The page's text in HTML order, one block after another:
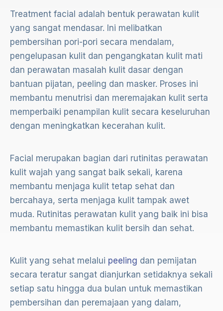
Treatment facial adalah bentuk perawatan kulit
yang sangat mendasar. Ini melibatkan
pembersihan pori-pori secara mendalam,
pengelupasan kulit dan pengangkatan kulit mati
dan perawatan masalah kulit dasar dengan
bantuan pijatan, peeling dan masker. Proses ini
membantu menutrisi dan meremajakan kulit serta
memperbaiki penampilan kulit secara keseluruhan
dengan meningkatkan kecerahan kulit.
Facial merupakan bagian dari rutinitas perawatan
kulit wajah yang sangat baik sekali, karena
membantu menjaga kulit tetap sehat dan
bercahaya, serta menjaga kulit tampak awet
muda. Rutinitas perawatan kulit yang baik ini bisa
membantu memastikan kulit bersih dan sehat.
Kulit yang sehat melalui peeling dan pemijatan
secara teratur sangat dianjurkan setidaknya sekali
setiap satu hingga dua bulan untuk memastikan
pembersihan dan peremajaan yang dalam,